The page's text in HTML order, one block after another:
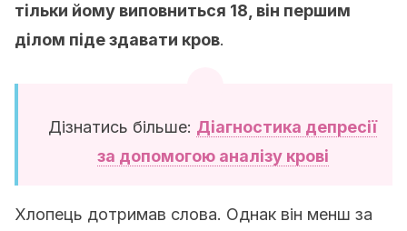
тільки йому виповниться 18, він першим
ділом піде здавати кров.
Дізнатись більше: Діагностика депресії
за допомогою аналізу крові
Хлопець дотримав слова. Однак він менш за